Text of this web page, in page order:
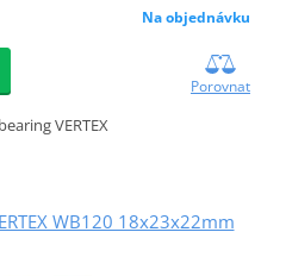
Na objednávku
Porovnat
VERTEX
WB120 18x23x22mm